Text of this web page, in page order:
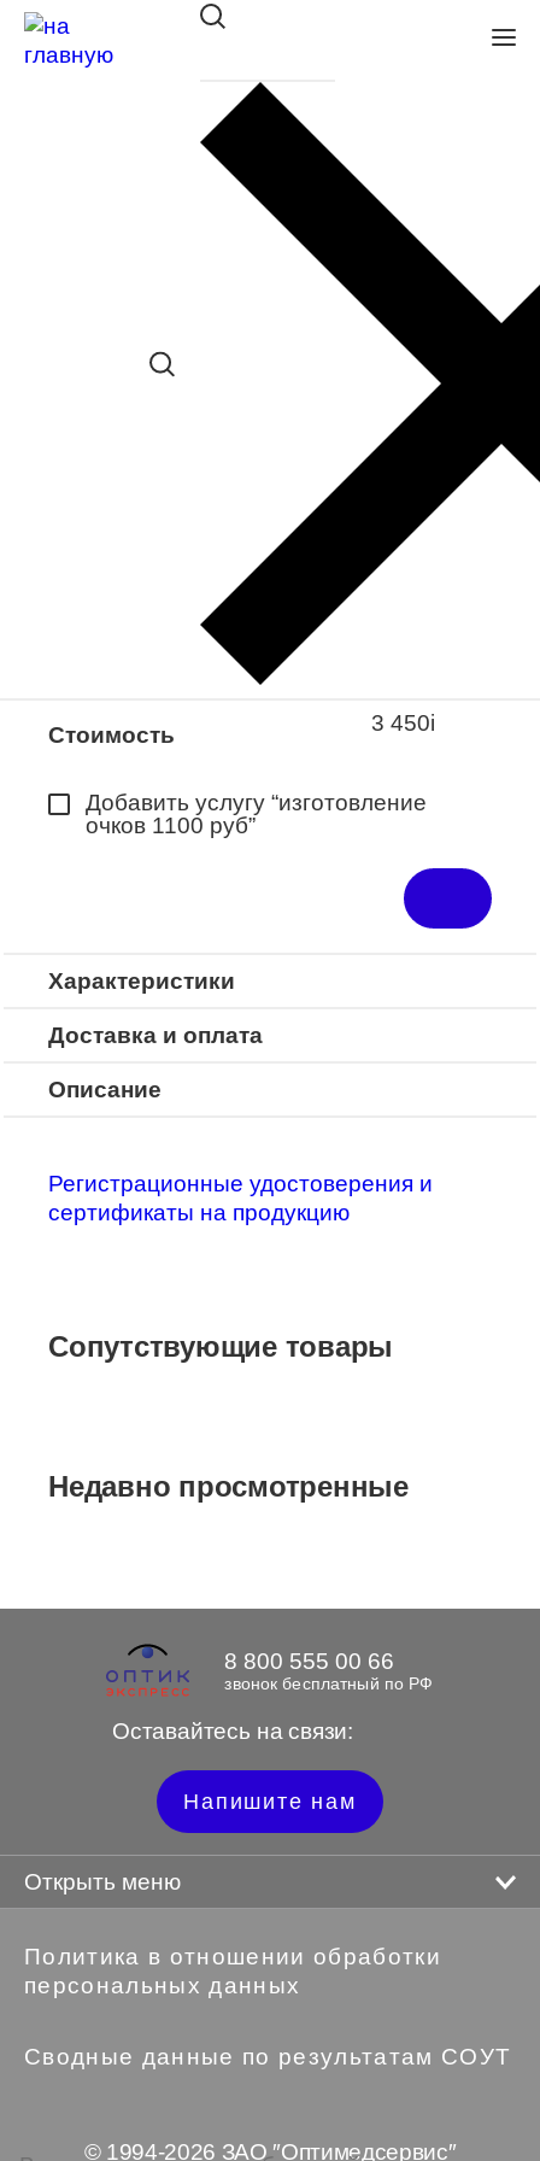
Оправа DACKOR мет. 031 silver
в наличии (Больше 5 шт.) *наличие
товара в конкретном салоне
необходимо уточнять отдельно
Закажите понравившуюся модель
в ближайший салон “Оптик-Экспресс”.
*Доступно для Республики
Стоимость 3 450i
Добавить услугу “изготовление
очков 1100 руб”
Сравнить товар
Характеристики
Доставка и оплата
Описание
Регистрационные удостоверения и
сертификаты на продукцию
Сопутствующие товары
Недавно просмотренные
Оставайтесь на связи:
8 800 555 00 66
звонок бесплатный по РФ
Напишите нам
Открыть меню
Политика в отношении обработки
персональных данных
Сводные данные по результатам СОУТ
© 1994-2026 ЗАО ″Оптимедсервис″